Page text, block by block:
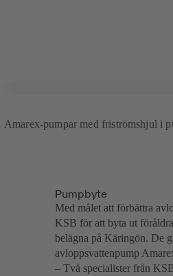
Amarex-pumpar med friströmshjul i
Pumpbyte
Med målet att förbättra
KSB för att byta ut
belägna på Käringön. De
avloppsvattenpump
– Två specialister från